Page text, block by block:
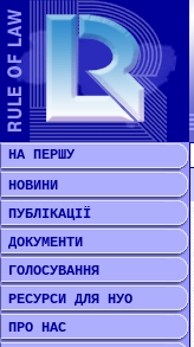
НА ПЕРШУ
НОВИНИ
ПУБЛІКАЦІЇ
ДОКУМЕНТИ
ГОЛОСУВАННЯ
РЕСУРСИ ДЛЯ НУО
ПРО НАС